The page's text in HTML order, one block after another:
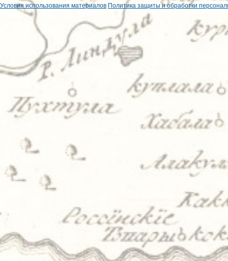
Условия использования материалов Политика защиты и обработки